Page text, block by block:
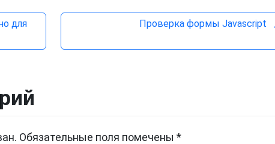
для
Проверка формы Javascript
Обязательные поля помечены *